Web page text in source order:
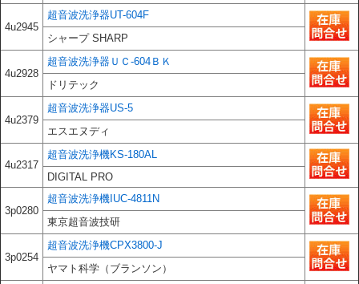
4u2945
超音波洗浄器UT-604F
シャープ SHARP
4u2928
超音波洗浄器ＵＣ-604ＢＫ
ドリテック
4u2379
超音波洗浄器US-5
エスエヌディ
4u2317
超音波洗浄機KS-180AL
DIGITAL PRO
3p0280
超音波洗浄機IUC-4811N
東京超音波技研
3p0254
超音波洗浄機CPX3800-J
ヤマト科学（ブランソン）